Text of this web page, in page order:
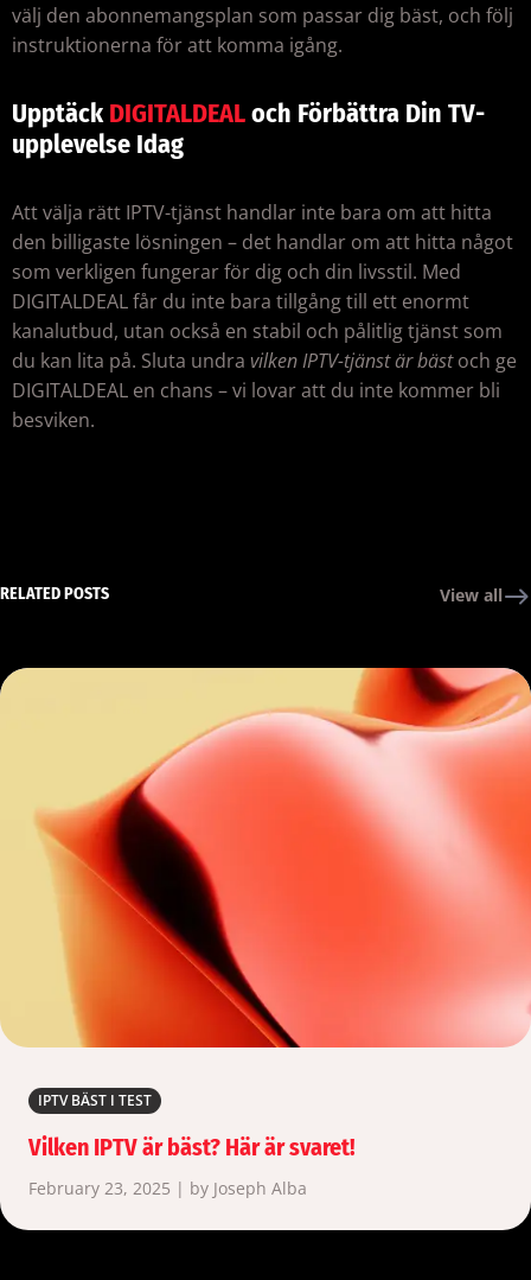
välj den abonnemangsplan som passar dig bäst, och följ
instruktionerna för att komma igång.
UpptäckDIGITALDEALoch Förbättra Din TV-
upplevelse Idag
Att välja rätt IPTV-tjänst handlar inte bara om att hitta
den billigaste lösningen – det handlar om att hitta något
som verkligen fungerar för dig och din livsstil. Med
DIGITALDEAL får du inte bara tillgång till ett enormt
kanalutbud, utan också en stabil och pålitlig tjänst som
du kan lita på. Sluta undra vilken IPTV-tjänst är bästoch ge
DIGITALDEAL en chans – vi lovar att du inte kommer bli
besviken.
RELATED POSTS View all
IPTV BÄST I TEST
Vilken IPTV är bäst? Här är svaret!
February 23, 2025 | by Joseph Alba